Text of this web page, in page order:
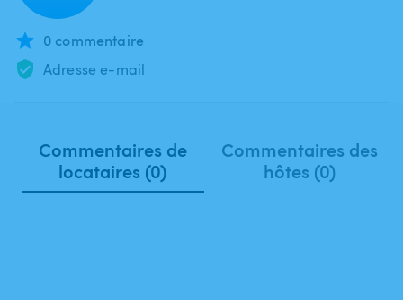
0 commentaire
Adresse e-mail
Commentaires de
locataires (0)
Commentaires des
hôtes (0)